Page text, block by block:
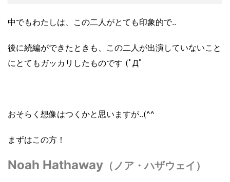
中でもわたしは、この二人がとても印象的で..
後に続編ができたときも、この二人が出演していないこと
にとてもガッカリしたものです (ﾟДﾟ
おそらく想像はつくかと思いますが..(^^ゞ
まずはこの方！
Noah Hathaway （ノア・ハザウェイ）